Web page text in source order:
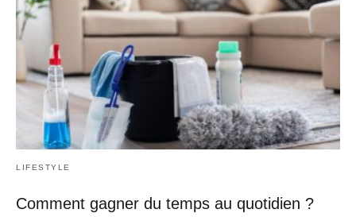
LIFESTYLE
Comment gagner du temps au quotidien ?